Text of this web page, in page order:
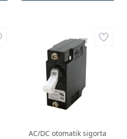
AC/DC otomatik sigorta